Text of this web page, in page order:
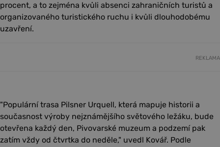
procent, a to zejména kvůli absenci zahraničních turistů a
organizovaného turistického ruchu i kvůli dlouhodobému
uzavření.
REKLAMA
"Populární trasa Pilsner Urquell, která mapuje historii a
současnost výroby nejznámějšího světového ležáku, bude
otevřena každý den, Pivovarské muzeum a podzemí pak
zatím vždy od čtvrtka do neděle," uvedl Kovář. Podle